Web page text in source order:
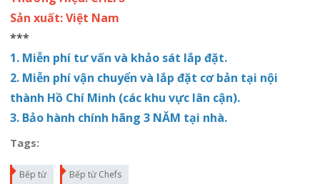
Sản xuất: Việt Nam
***
1. Miễn phí tư vấn và khảo sát lắp đặt.
2. Miễn phí vận chuyển và lắp đặt cơ bản tại nội
thành Hồ Chí Minh (các khu vực lân cận).
3. Bảo hành chính hãng 3 NĂM tại nhà.
Tags:
Bếp từ Bếp từ Chefs